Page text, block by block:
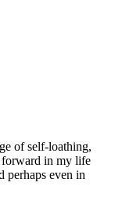
of self-loathing,
forward in my life
perhaps even in